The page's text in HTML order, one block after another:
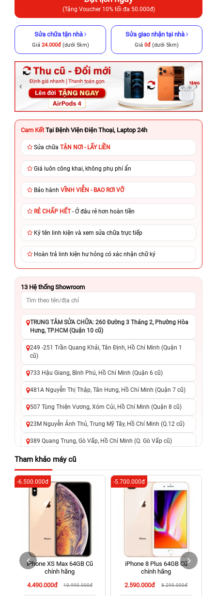
(Tặng Voucher 10% tối đa 50.000đ)
Sửa chữa tận nhà
Giá 24.000đ(dưới 5km)
Sửa giao nhận tại nhà
Giá 0đ (dưới 5km)
Cam Kết Tại Bệnh Viện Điện Thoại, Laptop 24h
Sửa chữa TẬN NƠI - LẤY LIỀN
Giá luôn công khai, không phụ phí ẩn
Bảo hành VĨNH VIỄN - BAO RƠI VỠ
RẺ CHẤP HẾT- Ở đâu rẻ hơn hoàn tiền
Ký tên linh kiện và xem sửa chữa trực tiếp
Hoàn trả linh kiện hư hỏng có xác nhận chữ ký
13 Hệ thống Showroom
TRUNG TÂM SỬA CHỮA: 260 Đường 3 Tháng 2, Phường Hòa
Hưng, TP.HCM (Quận 10 cũ)
249 -251 Trần Quang Khải, Tân Định, Hồ Chí Minh (Quận 1
cũ)
733 Hậu Giang, Bình Phú, Hồ Chí Minh (Quận 6 cũ)
481A Nguyễn Thị Thập, Tân Hưng, Hồ Chí Minh (Quận 7 cũ)
507 Tùng Thiện Vương, Xóm Củi, Hồ Chí Minh (Quận 8 cũ)
23M Nguyễn Ảnh Thủ, Trung Mỹ Tây, Hồ Chí Minh (Q.12 cũ)
389 Quang Trung, Gò Vấp, Hồ Chí Minh (Q. Gò Vấp cũ)
625 - 625A Âu Cơ, Tân Phú, Hồ Chí Minh (Quận Tân Phú cũ)
326 Lê Văn Việt, Tăng Nhơn Phú, Hồ Chí Minh (Q.9 TP. Thủ
Đức cũ)
256 Võ Văn Ngân, Thủ Đức, Hồ Chí Minh (Bình Thọ, TP. Thủ
Đức Cũ)
70 Nguyễn An Ninh, Dĩ An, Hồ Chí Minh (Bình Dương Cũ)
24h Vũng Tàu: 162A Ba Cu, Vũng Tàu, Hồ Chí Minh (TP. Vũng
Tàu cũ)
198 Hoàng Văn Thụ, Tân Sơn Nhất, Hồ Chí Minh (Tân Bình
Tham khảo máy cũ
iPhone XS Max 64GB Cũ
chính hãng
4.490.000đ
10.990.000đ
-6.500.000đ
iPhone 8 Plus 64GB Cũ
chính hãng
2.590.000đ
8.290.000đ
-5.700.000đ